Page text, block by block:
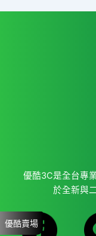
優酷3C是全台專
於全新與
優酷賣場